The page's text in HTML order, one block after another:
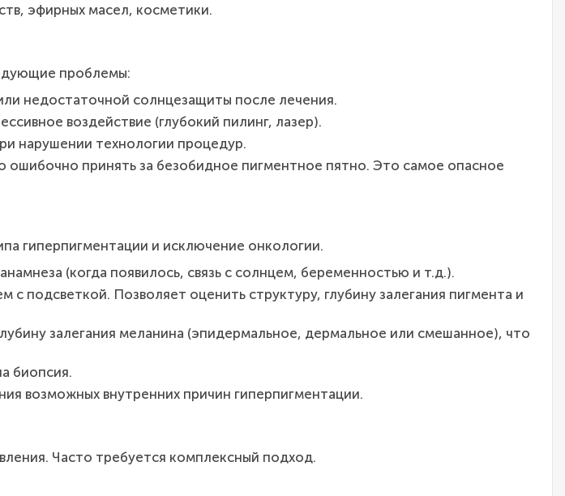
эфирных масел, косметики.
проблемы:
недостаточной солнцезащиты после лечения.
воздействие (глубокий пилинг, лазер).
нарушении технологии процедур.
принять за безобидное пигментное пятно. Это самое опасное
гиперпигментации и исключение онкологии.
(когда появилось, связь с солнцем, беременностью и т.д.).
подсветкой. Позволяет оценить структуру, глубину залегания пигмента и
залегания меланина (эпидермальное, дермальное или смешанное), что
биопсия.
возможных внутренних причин гиперпигментации.
Часто требуется комплексный подход.